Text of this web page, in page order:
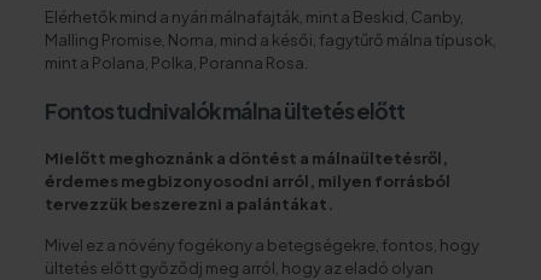
Elérhetők mind a nyári málnafajták, mint a Beskid, Canby,
Malling Promise, Norna, mind a késői, fagytűrő málna típusok,
mint a Polana, Polka, Poranna Rosa.
Fontos tudnivalókmálna ültetéselőtt
Mielőtt meghoznánk a döntést a málnaültetésről,
érdemes megbizonyosodni arról, milyen forrásból
tervezzük beszerezni a palántákat.
Mivel ez a növény fogékony a betegségekre, fontos, hogy
ültetés előtt győződj meg arról, hogy az eladó olyan